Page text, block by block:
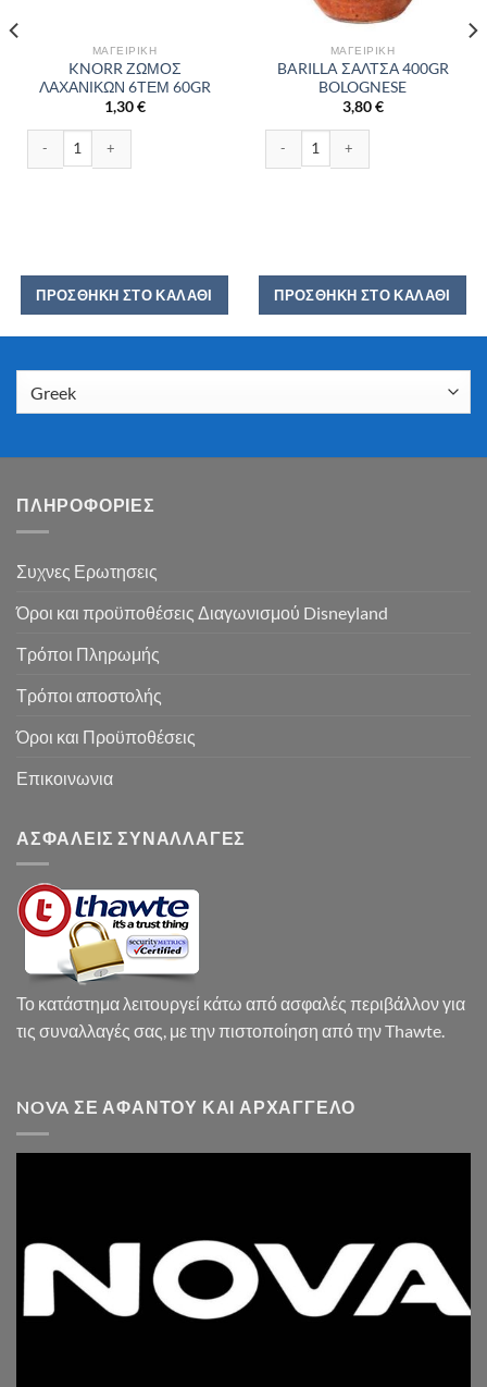
ΜΑΓΕΙΡΙΚΉ
KNORR ΖΩΜΟΣ
ΛΑΧΑΝΙΚΩΝ 6ΤΕΜ 60GR
1,30€
ΠΡΟΣΘΉΚΗ ΣΤΟ ΚΑΛΆΘΙ
ΜΑΓΕΙΡΙΚΉ
BARILLA ΣΑΛΤΣΑ 400GR
BOLOGNESE
3,80€
ΠΡΟΣΘΉΚΗ ΣΤΟ ΚΑΛΆΘΙ
ΠΛΗΡΟΦΟΡΙΕΣ
Συχνες Ερωτησεις
Όροι και προϋποθέσεις Διαγωνισμού Disneyland
Τρόποι Πληρωμής
Τρόποι αποστολής
Όροι και Προϋποθέσεις
Επικοινωνια
ΑΣΦΑΛΕΙΣ ΣΥΝΑΛΛΑΓΕΣ
Το κατάστημα λειτουργεί κάτω από ασφαλές περιβάλλον για
τις συναλλαγές σας, με την πιστοποίηση από την Thawte.
NOVA ΣΕ ΑΦΆΝΤΟΥ ΚΑΙ ΑΡΧΆΓΓΕΛΟ